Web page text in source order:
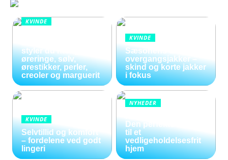
KVINDE
styler du hænge
øreringe, sølv,
ørestikker, perler,
creoler og marguerit
KVINDE
Sæsonens dame
overgangsjakker –
skind og korte jakker
i fokus
KVINDE
Selvtillid og komfort
– fordelene ved godt
lingeri
NYHEDER
Den perfekte løsning
til et
vedligeholdelsesfrit
hjem